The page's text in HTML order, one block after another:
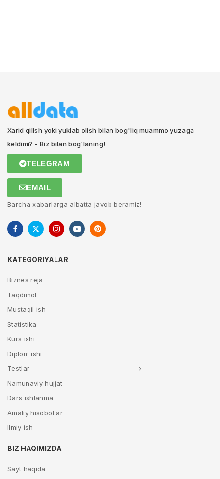
Xarid qilish yoki yuklab olish bilan bog'liq muammo yuzaga
keldimi? - Biz bilan bog'laning!
TELEGRAM
EMAIL
Barcha xabarlarga albatta javob beramiz!
KATEGORIYALAR
Biznes reja
Taqdimot
Mustaqil ish
Statistika
Kurs ishi
Diplom ishi
Testlar
Namunaviy hujjat
Dars ishlanma
Amaliy hisobotlar
Ilmiy ish
BIZ HAQIMIZDA
Sayt haqida